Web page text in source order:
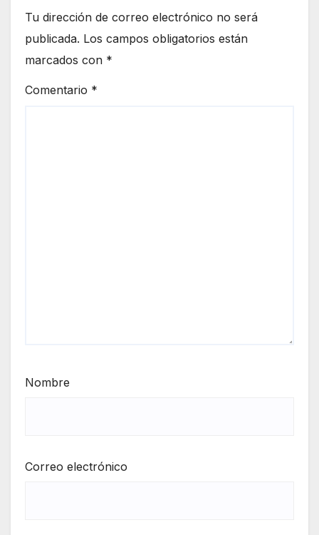
Tu dirección de correo electrónico no será
publicada. Los campos obligatorios están
marcados con *
Comentario *
Nombre
Correo electrónico